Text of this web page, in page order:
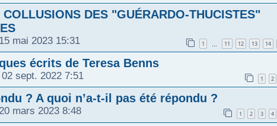
COLLUSIONS DES "GUÉRARDO-THUCISTES"
mai 2023 15:31 1 … 11 12 13 14
écrits de Teresa Benns
sept. 2022 7:51 1 2
? A quoi n’a-t-il pas été répondu ?
mars 2023 8:48 1 2 3 4